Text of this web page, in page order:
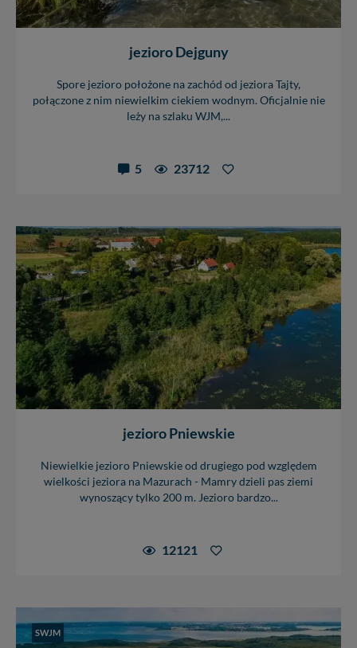
jezioro Dejguny
Spore jezioro położone na zachód od jeziora Tajty,
połączone z nim niewielkim ciekiem wodnym. Oficjalnie nie
leży na szlaku WJM,...
5 23712
jezioro Pniewskie
Niewielkie jezioro Pniewskie od drugiego pod względem
wielkości jeziora na Mazurach - Mamry dzieli pas ziemi
wynoszący tylko 200 m. Jezioro bardzo...
12121
SWJM